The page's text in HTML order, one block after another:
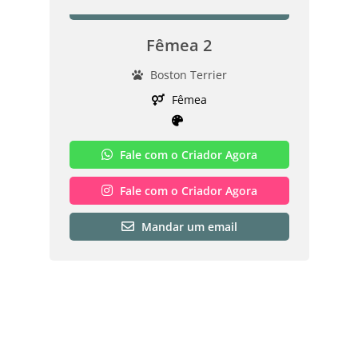
Fêmea 2
Boston Terrier
Fêmea
Fale com o Criador Agora
Fale com o Criador Agora
Mandar um email